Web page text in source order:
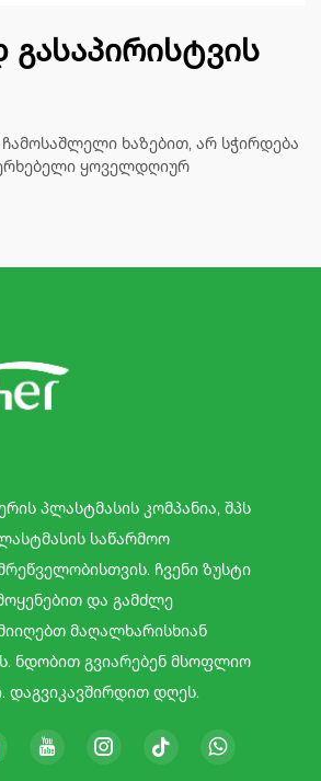
გასაპირისტვის
ხაზებით, არ სჭირდება
ყოველდღიურ
პლასტმასის კომპანია, შპს
საწარმოო
ჩვენი ზუსტი
და გამძლე
მაღალხარისხიან
ნდობით გვიარებენ მსოფლიო
დაგვიკავშირდით დღეს.